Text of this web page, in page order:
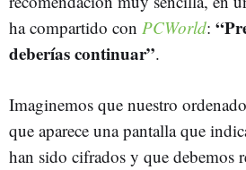
ha compartido con PCWorld:
deberías continuar”.
Imaginemos que nuestro
que aparece una pantalla que
han sido cifrados y que debemos